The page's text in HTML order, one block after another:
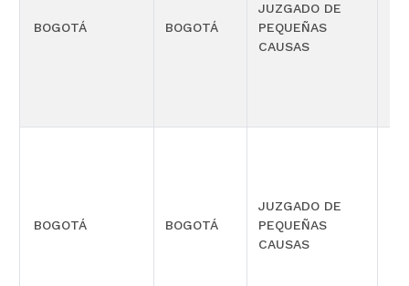
BOGOTÁ BOGOTÁ
JUZGADO DE
PEQUEÑAS
CAUSAS
BOGOTÁ BOGOTÁ
JUZGADO DE
PEQUEÑAS
CAUSAS